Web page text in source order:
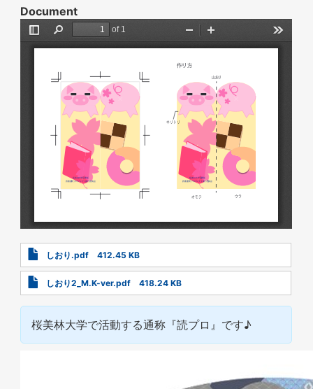
Document
Document
しおり.pdf 412.45 KB
Document
しおり2_M.K-ver.pdf 418.24 KB
桜美林大学で活動する通称『読プロ』です♪